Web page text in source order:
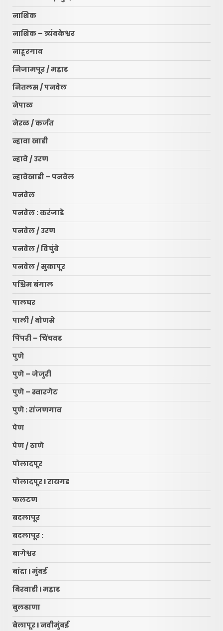
नाशिक
नाशिक – त्र्यंबकेश्वर
नाहूरगाव
निजामपूर / महाड
नितलस / पनवेल
नेपाळ
नेरळ / कर्जत
न्हावा खाडी
न्हावे / उरण
न्हावेखाडी – पनवेल
पनवेल
पनवेल : करंजाडे
पनवेल / उरण
पनवेल / विचुंबे
पनवेल / सुकापूर
पश्चिम बंगाल
पालघर
पाली / बोणसे
पिंपरी – चिंचवड
पुणे
पुणे – जेजुरी
पुणे – स्वारगेट
पुणे : रांजणगाव
पेण
पेण / ठाणे
पोलादपूर
पोलादपूर l रायगड
फलटण
बदलापूर
बदलापूर :
बागेश्वर
बांद्रा l मुंबई
बिरवाडी l महाड
बुलढाणा
बेलापूर l नवीमुंबई